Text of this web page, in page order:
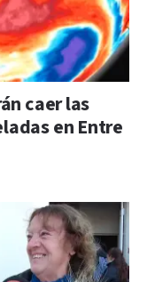
caer las
en Entre